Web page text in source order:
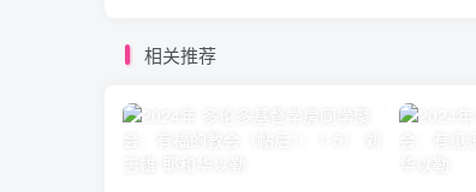
相关推荐